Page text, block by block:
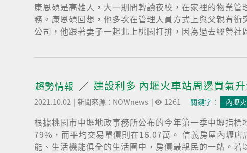
康恩碩是高雄人，大一期間轉讀夜校，在家裡的物業
務。康恩碩回想，他多次在管理人員方式上與父親有
公司，他跟著妻子一起北上桃園打拚，因為過去經營
趨勢情報 建設利多 內壢火車站周邊買氣
2021.10.02 |新聞來源：NOWnews | 1261 關鍵字︰ 內壢
根據桃園市中壢地政事務所公布的今年第一季中壢指
79%，而平均交易單價則在16.07萬。 信義房屋內壢
能、生活機能俱全的生活圈中，房價最親民的一站。